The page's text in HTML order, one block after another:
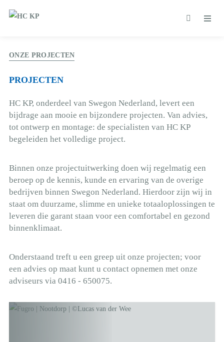
ONZE PROJECTEN
PROJECTEN
HC KP, onderdeel van Swegon Nederland, levert een
bijdrage aan mooie en bijzondere projecten. Van advies,
tot ontwerp en montage: de specialisten van HC KP
begeleiden het volledige project.
Binnen onze projectuitwerking doen wij regelmatig een
beroep op de kennis, kunde en ervaring van de overige
bedrijven binnen Swegon Nederland. Hierdoor zijn wij in
staat om duurzame, slimme en unieke totaaloplossingen te
leveren die garant staan voor een comfortabel en gezond
binnenklimaat.
Onderstaand treft u een greep uit onze projecten; voor
een advies op maat kunt u contact opnemen met onze
adviseurs via 0416 - 650075.